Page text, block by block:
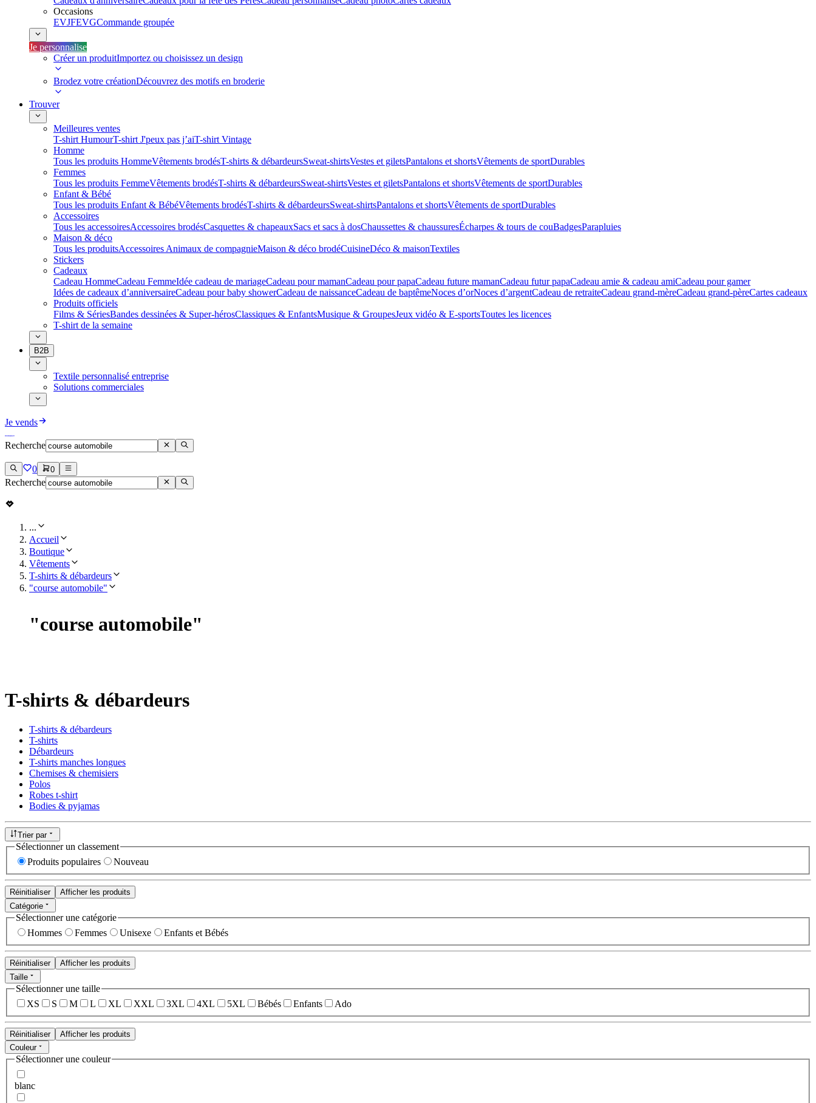
Occasions
EVJFEVGCommande groupée
Je personnalise
Créer un produitImportez ou choisissez un design
Brodez votre créationDécouvrez des motifs en broderie
Trouver
Meilleures ventes
T-shirt HumourT-shirt J'peux pas j’aiT-shirt Vintage
Homme
Tous les produits HommeVêtements brodésT-shirts & débardeursSweat-shirtsVestes et giletsPantalons et shortsVêtements de sportDurables
Femmes
Tous les produits FemmeVêtements brodésT-shirts & débardeursSweat-shirtsVestes et giletsPantalons et shortsVêtements de sportDurables
Enfant & Bébé
Tous les produits Enfant & BébéVêtements brodésT-shirts & débardeursSweat-shirtsPantalons et shortsVêtements de sportDurables
Accessoires
Tous les accessoiresAccessoires brodésCasquettes & chapeauxSacs et sacs à dosChaussettes & chaussuresÉcharpes & tours de couBadgesParapluies
Maison & déco
Tous les produitsAccessoires Animaux de compagnieMaison & déco brodéCuisineDéco & maisonTextiles
Stickers
Cadeaux
Cadeau HommeCadeau FemmeIdée cadeau de mariage​Cadeau pour mamanCadeau pour papaCadeau future mamanCadeau futur papaCadeau amie & cadeau amiCadeau pour gamer
Idées de cadeaux d’anniversaireCadeau pour baby showerCadeau de naissanceCadeau de baptêmeNoces d’orNoces d’argentCadeau de retraiteCadeau grand-mèreCadeau grand-pèreCartes cadeaux
Produits officiels
Films & SériesBandes dessinées & Super-hérosClassiques & EnfantsMusique & GroupesJeux vidéo & E-sportsToutes les licences
T-shirt de la semaine
B2B
Textile personnalisé entreprise
Solutions commerciales
Je vends
Recherche
0 0
Recherche
...
Accueil
Boutique
Vêtements
T-shirts & débardeurs
"course automobile"
"course automobile"
T-shirts & débardeurs
T-shirts & débardeurs
T-shirts
Débardeurs
T-shirts manches longues
Chemises & chemisiers
Polos
Robes t-shirt
Bodies & pyjamas
Trier par
Sélectionner un classement
Produits populaires
Nouveau
Réinitialiser
Afficher les produits
Catégorie
Sélectionner une catégorie
Hommes
Femmes Unisexe Enfants et Bébés
Réinitialiser
Afficher les produits
Taille
Sélectionner une taille
XS
S M L XL XXL 3XL 4XL 5XL Bébés Enfants Ado
Réinitialiser
Afficher les produits
Couleur
Sélectionner une couleur
blanc